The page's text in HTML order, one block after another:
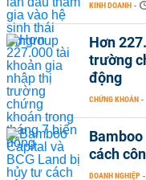
KINH DOANH -
Hơn
trường
động
CHỨNG KHOÁN -
cách
DOANH NGHIỆP -